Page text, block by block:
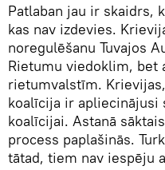
Patlaban jau ir skaidrs,
kas nav izdevies.
noregulēšanu Tuvajos
Rietumu viedoklim, bet
rietumvalstīm.
koalīcija ir
koalīcijai. Astanā
process paplašinās.
tātad, tiem nav iespēju